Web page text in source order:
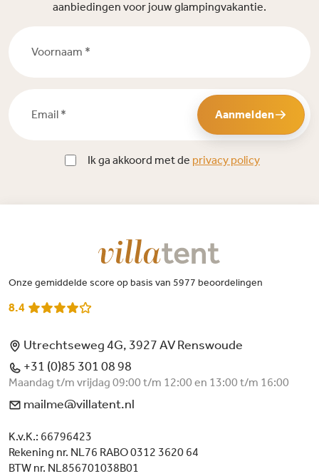
aanbiedingen voor jouw glampingvakantie.
Aanmelden
Ik ga akkoord met de privacy policy
Onze gemiddelde score op basis van 5977 beoordelingen
8.4
Utrechtseweg 4G, 3927 AV Renswoude
+31 (0)85 301 08 98
Maandag t/m vrijdag 09:00 t/m 12:00 en 13:00 t/m 16:00
mailme@villatent.nl
K.v.K.: 66796423
Rekening nr. NL76 RABO 0312 3620 64
BTW nr. NL856701038B01